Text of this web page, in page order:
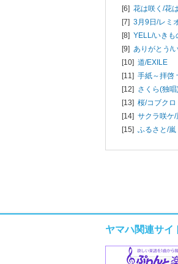
[6] 花は咲く/花
[7] 3月9日/レミ
[8] YELL/いきも
[9] ありがとう/
[10] 道/EXILE
[11] 手紙～拝啓
[12] さくら(独唱
[13] 桜/コブクロ
[14] サクラ咲ケ/
[15] ふるさと/嵐
ヤマハ関連サイ